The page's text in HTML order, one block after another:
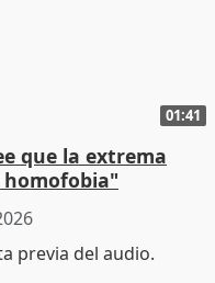
01:41
que la extrema
homofobia"